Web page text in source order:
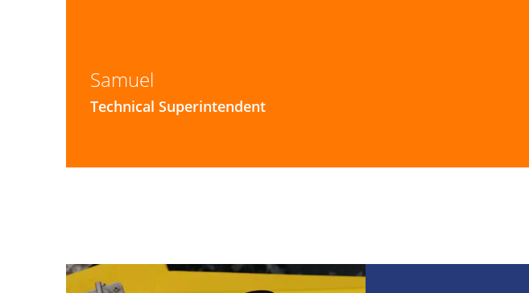
Samuel
Technical Superintendent